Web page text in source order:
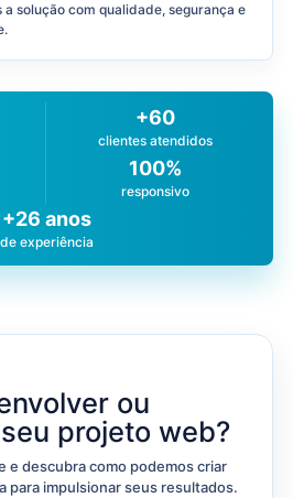
a solução com qualidade, segurança e
+60
clientes atendidos
100%
responsivo
+26 anos
de experiência
ou
projeto web?
e descubra como podemos criar
para impulsionar seus resultados.